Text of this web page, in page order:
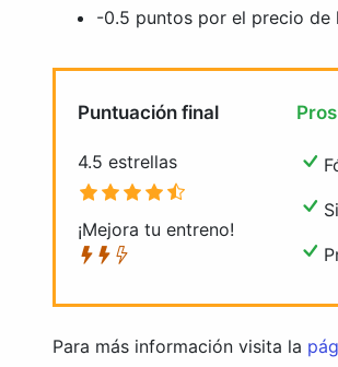
-0.5 puntos por el precio de
Puntuación final
4.5 estrellas
¡Mejora tu entreno!
Para más información visita la